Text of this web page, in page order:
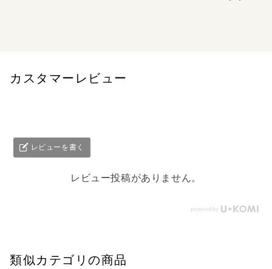
カスタマーレビュー
レビューを書く
レビュー投稿がありません。
類似カテゴリの商品